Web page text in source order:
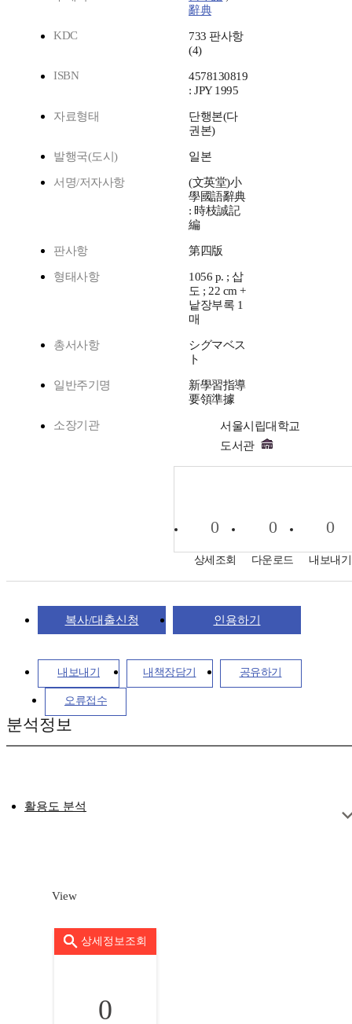
辭典
KDC
733 판사항
(4)
ISBN
4578130819
: JPY 1995
자료형태
단행본(다
권본)
발행국(도시) 일본
서명/저자사항
(文英堂)小
學國語辭典
: 時枝誠記
編
판사항 第四版
형태사항
1056 p. ; 삽
도 ; 22 cm +
낱장부록 1
매
총서사항
シグマベス
ト
일반주기명
新學習指導
要領準據
소장기관
서울시립대학교
도서관
0
상세조회
0
다운로드
0
내보내기
복사/대출신청 인용하기
내보내기 내책장담기 공유하기
오류접수
분석정보
활용도 분석
View
상세정보조회
0